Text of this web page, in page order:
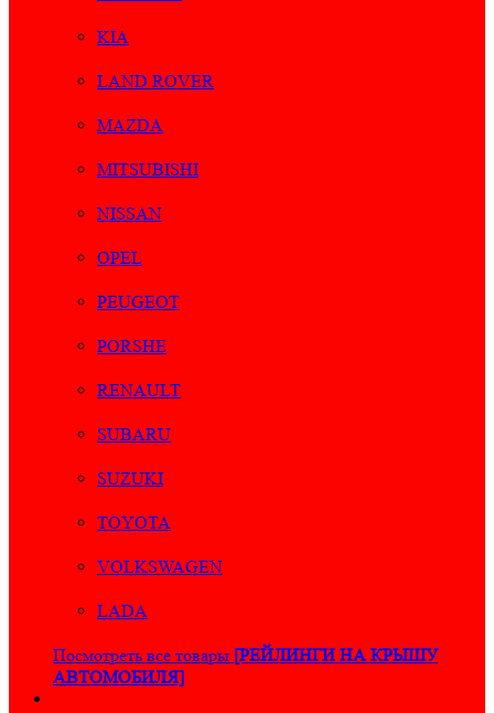
KIA
LAND ROVER
MAZDA
MITSUBISHI
NISSAN
OPEL
PEUGEOT
PORSHE
RENAULT
SUBARU
SUZUKI
TOYOTA
VOLKSWAGEN
LADA
Посмотреть все товары [РЕЙЛИНГИ НА КРЫШУ
АВТОМОБИЛЯ]